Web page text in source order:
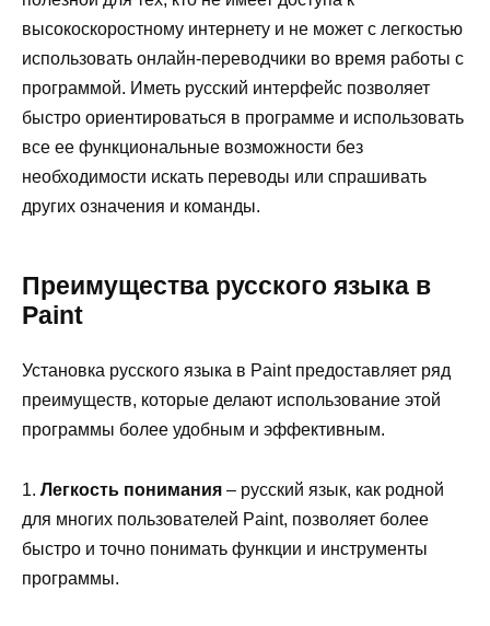
высокоскоростному интернету и не может с легкостью
использовать онлайн-переводчики во время работы с
программой. Иметь русский интерфейс позволяет
быстро ориентироваться в программе и использовать
все ее функциональные возможности без
необходимости искать переводы или спрашивать
других означения и команды.
Преимущества русского языка в
Paint
Установка русского языка в Paint предоставляет ряд
преимуществ, которые делают использование этой
программы более удобным и эффективным.
1. Легкость понимания – русский язык, как родной
для многих пользователей Paint, позволяет более
быстро и точно понимать функции и инструменты
программы.